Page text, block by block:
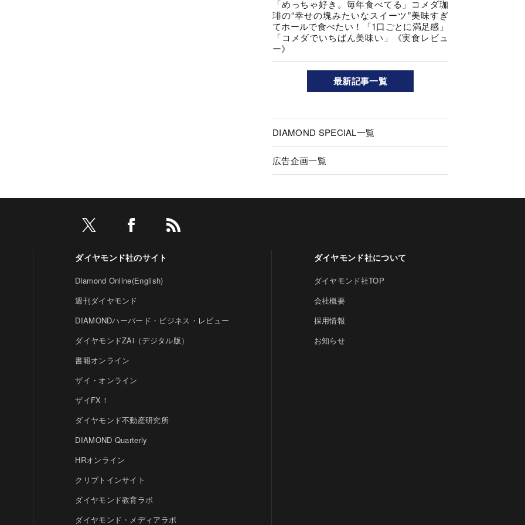
「めっちゃ好き。毎年食べてる」コメダ珈
琲の“幸せの塊みたいなスイーツ”美味すぎ
てホールで食べたい！「1口ごとに満足感」
「コメダでいちばん美味い」《実食レビュ
ー》
最新記事一覧
DIAMOND SPECIAL一覧
広告企画一覧
ダイヤモンド社のサイト
Diamond Online(English)
週刊ダイヤモンド
DIAMONDハーバード・ビジネス・レビュー
ダイヤモンドZAi（デジタル版）
書籍オンライン
ザイ・オンライン
ザイFX！
ダイヤモンド不動産研究所
DIAMOND Quarterly
HRオンライン
クリプトインサイト
ダイヤモンド教育ラボ
ダイヤモンド・メディアラボ
ダイヤモンド社について
ダイヤモンド社TOP
会社概要
採用情報
お知らせ